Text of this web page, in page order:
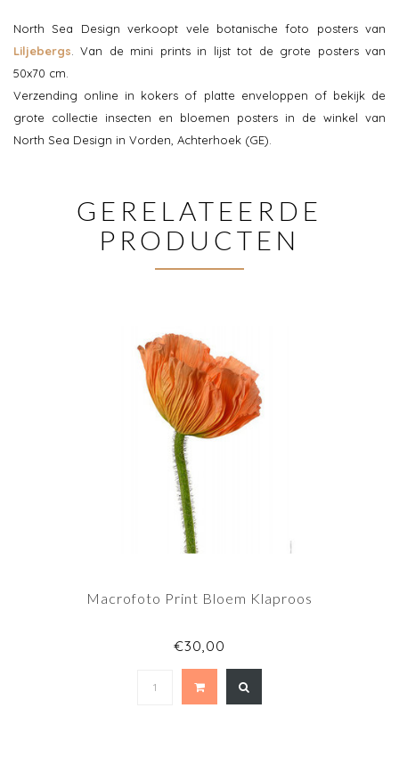
North Sea Design verkoopt vele botanische foto posters van
Liljebergs. Van de mini prints in lijst tot de grote posters van
50x70 cm.
Verzending online in kokers of platte enveloppen of bekijk de
grote collectie insecten en bloemen posters in de winkel van
North Sea Design in Vorden, Achterhoek (GE).
GERELATEERDE
PRODUCTEN
Macrofoto Print Bloem Klaproos
€30,00